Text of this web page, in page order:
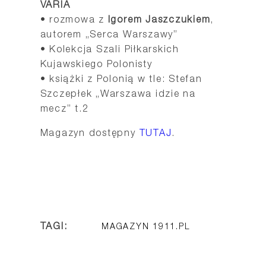
VARIA
• rozmowa z Igorem Jaszczukiem,
autorem „Serca Warszawy”
• Kolekcja Szali Piłkarskich
Kujawskiego Polonisty
• książki z Polonią w tle: Stefan
Szczepłek „Warszawa idzie na
mecz” t.2
Magazyn dostępny TUTAJ .
TAGI: MAGAZYN 1911.PL